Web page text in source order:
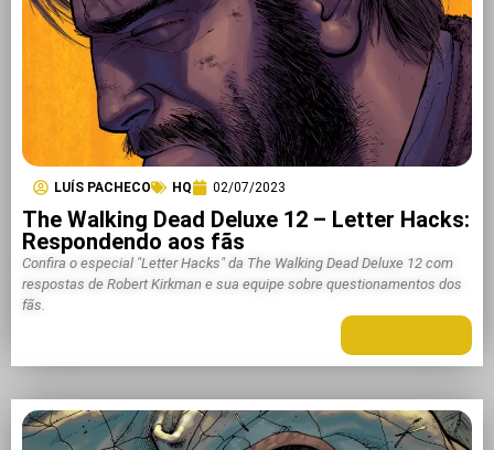
LUÍS PACHECO HQ 02/07/2023
The Walking Dead Deluxe 12 – Letter Hacks:
Respondendo aos fãs
Confira o especial "Letter Hacks" da The Walking Dead Deluxe 12 com
respostas de Robert Kirkman e sua equipe sobre questionamentos dos
fãs.